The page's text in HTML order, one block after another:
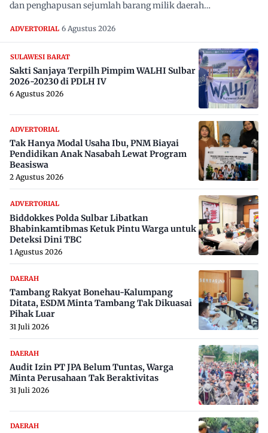
dan penghapusan sejumlah barang milik daerah…
ADVERTORIAL 6 Agustus 2026
SULAWESI BARAT
Sakti Sanjaya Terpilh Pimpim WALHI Sulbar
2026-20230 di PDLH IV
6 Agustus 2026
ADVERTORIAL
Tak Hanya Modal Usaha Ibu, PNM Biayai
Pendidikan Anak Nasabah Lewat Program
Beasiswa
2 Agustus 2026
ADVERTORIAL
Biddokkes Polda Sulbar Libatkan
Bhabinkamtibmas Ketuk Pintu Warga untuk
Deteksi Dini TBC
1 Agustus 2026
DAERAH
Tambang Rakyat Bonehau-Kalumpang
Ditata, ESDM Minta Tambang Tak Dikuasai
Pihak Luar
31 Juli 2026
DAERAH
Audit Izin PT JPA Belum Tuntas, Warga
Minta Perusahaan Tak Beraktivitas
31 Juli 2026
DAERAH